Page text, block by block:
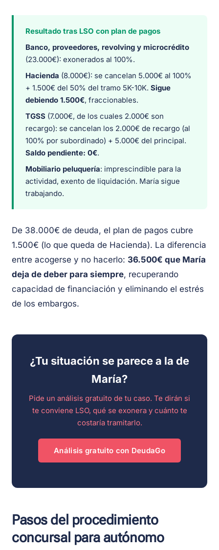
Resultado tras LSO con plan de pagos
Banco, proveedores, revolving y microcrédito
(23.000€): exonerados al 100%.
Hacienda (8.000€): se cancelan 5.000€ al 100%
+ 1.500€ del 50% del tramo 5K-10K. Sigue
debiendo 1.500€, fraccionables.
TGSS (7.000€, de los cuales 2.000€ son
recargo): se cancelan los 2.000€ de recargo (al
100% por subordinado) + 5.000€ del principal.
Saldo pendiente: 0€.
Mobiliario peluquería: imprescindible para la
actividad, exento de liquidación. María sigue
trabajando.
De 38.000€ de deuda, el plan de pagos cubre
1.500€ (lo que queda de Hacienda). La diferencia
entre acogerse y no hacerlo: 36.500€ que María
deja de deber para siempre, recuperando
capacidad de financiación y eliminando el estrés
de los embargos.
¿Tu situación se parece a la de
María?
Pide un análisis gratuito de tu caso. Te dirán si
te conviene LSO, qué se exonera y cuánto te
costaría tramitarlo.
Análisis gratuito con DeudaGo
Pasos del procedimiento
concursal para autónomo